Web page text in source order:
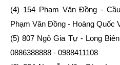
(4) 154 Phạm Văn Đồng -
Phạm Văn Đồng - Hoàng Quốc
(5) 807 Ngô Gia Tự - Long
0886388888 - 0988411108